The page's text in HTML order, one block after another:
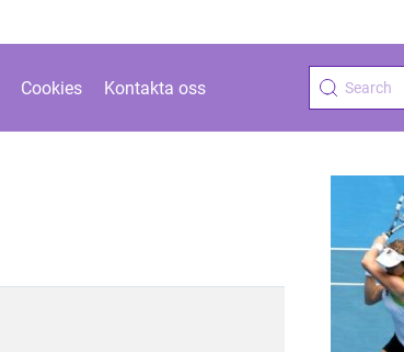
Cookies Kontakta oss